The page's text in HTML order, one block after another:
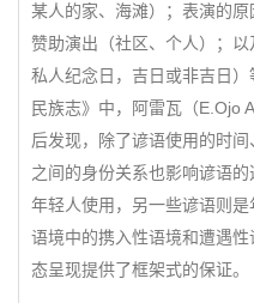
某人的家、海滩）；表演的
赞助演出（社区、个人）；以
私人纪念日，吉日或非吉日
民族志》中，阿雷瓦（E.Ojo
后发现，除了谚语使用的时
之间的身份关系也影响谚语
年轻人使用，另一些谚语则
语境中的携入性语境和遭遇
态呈现提供了框架式的保证。